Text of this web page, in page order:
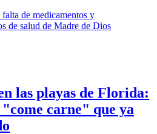
las playas de Florida:
carne" que ya